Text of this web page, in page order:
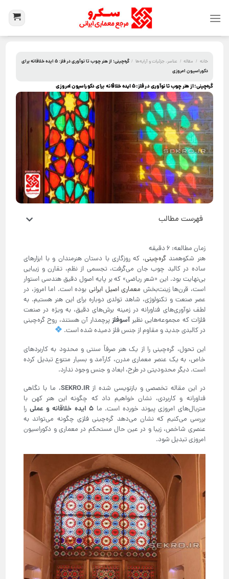
خانه / مقاله / عناصر، جزئیات و آرایه‌ها /
گره‌چینی؛ از هنر چوب تا نوآوری در فلز: 5 ایده خلاقانه برای
دکوراسیون امروزی
گره‌چینی؛ از هنر چوب تا نوآوری در فلز: 5 ایده خلاقانه برای دکوراسیون امروزی
فهرست مطالب
هنر شکوهمندگره‌چینی، که روزگاری با دستان هنرمندان و با ابزارهای
ساده در کالبد چوب جان می‌گرفت، تجسمی از نظم، تقارن و زیبایی
بی‌نهایت بود. این «شعر ریاضی» که بر پایه اصول دقیق هندسی استوار
است، قرن‌ها زینت‌بخش معماری اصیل ایرانی بوده است. اما امروز، در
عصر صنعت و تکنولوژی، شاهد تولدی دوباره برای این هنر هستیم. به
لطف نوآوری‌های فناورانه در زمینه برش‌های دقیق، به ویژه در صنعت
فلزات که مجموعه‌هایی نظیر آسوفلزپرچمدار آن هستند، روح گره‌چینی
در کالبدی جدید و مقاوم از جنس فلز دمیده شده است.
این تحول، گره‌چینی را از یک هنر صرفاً سنتی و محدود به کاربردهای
خاص، به یک عنصر معماری مدرن، کارآمد و بسیار متنوع تبدیل کرده
است. دیگر محدودیتی در طرح، ابعاد و جنس وجود ندارد.
در این مقاله تخصصی و بازنویسی شده ازSEKRO.IR، ما با نگاهی
فناورانه و کاربردی، نشان خواهیم داد که چگونه این هنر کهن با
متریال‌های امروزی پیوند خورده است. ما 5 ایده خلاقانه و عملی را
بررسی می‌کنیم که نشان می‌دهد گره‌چینی فلزی چگونه می‌تواند به
عنصری شاخص، زیبا و در عین حال مستحکم در معماری و دکوراسیون
امروزی تبدیل شود.